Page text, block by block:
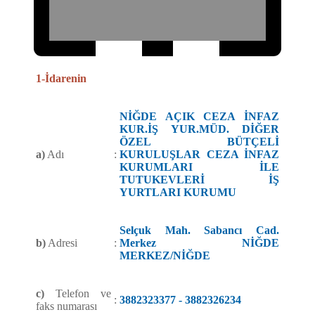
1-İdarenin
a) Adı :
NİĞDE AÇIK CEZA İNFAZ
KUR.İŞ YUR.MÜD. DİĞER
ÖZEL BÜTÇELİ
KURULUŞLAR CEZA İNFAZ
KURUMLARI İLE
TUTUKEVLERİ İŞ
YURTLARI KURUMU
b) Adresi :
Selçuk Mah. Sabancı Cad.
Merkez NİĞDE
MERKEZ/NİĞDE
c) Telefon ve
faks numarası
: 3882323377 - 3882326234